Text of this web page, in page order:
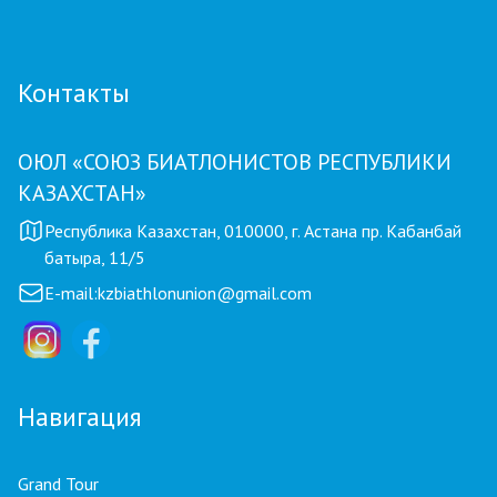
Контакты
ОЮЛ «СОЮЗ БИАТЛОНИСТОВ РЕСПУБЛИКИ
КАЗАХСТАН»
Республика Казахстан, 010000, г. Астана пр. Кабанбай
батыра, 11/5
E-mail:kzbiathlonunion@gmail.com
Навигация
Grand Tour